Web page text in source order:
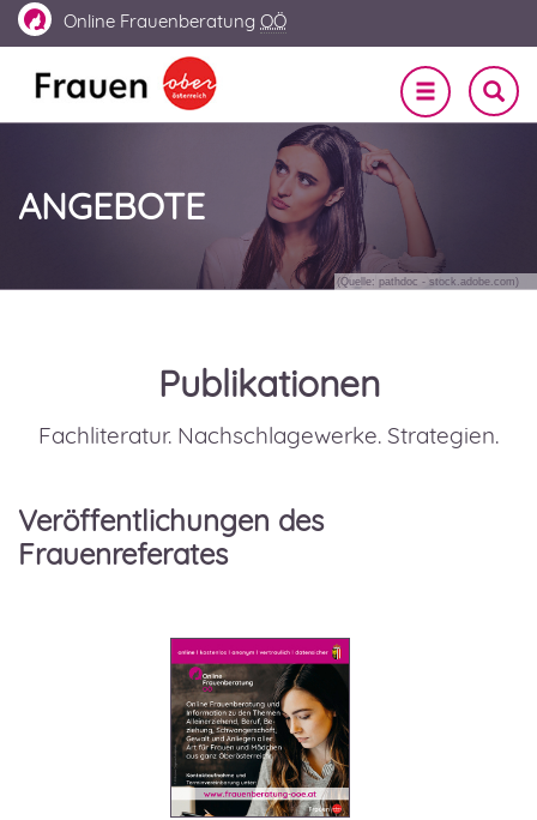
Online Frauenberatung OÖ
SUCHE
EIN-
UND
Navigation
ein-/
ANGEBOTE
(Quelle: pathdoc - stock.adobe.com)
Publikationen
Fachliteratur. Nachschlagewerke. Strategien.
Veröffentlichungen des
Frauenreferates